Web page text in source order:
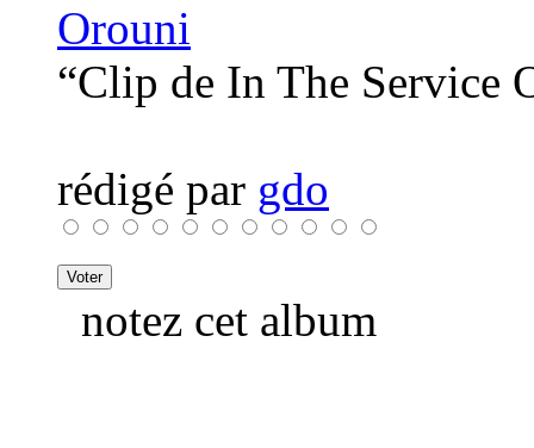
Orouni
“Clip de In The Service
rédigé par gdo
notez cet album